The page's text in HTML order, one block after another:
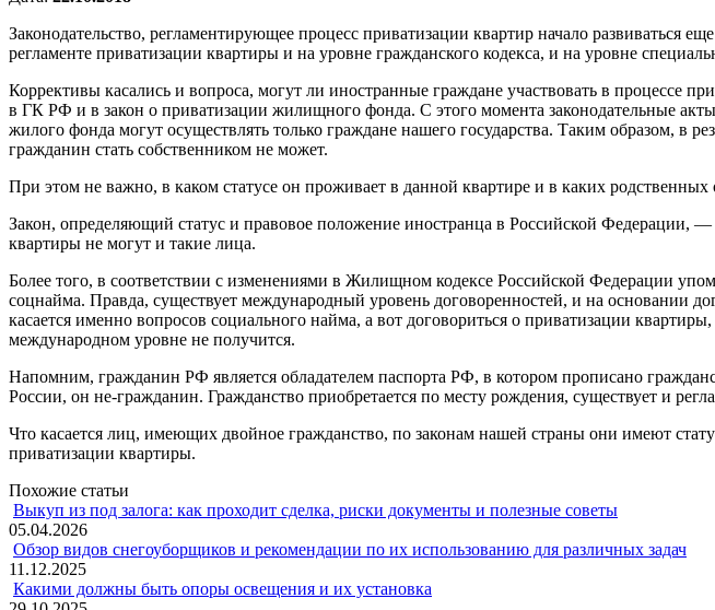
Законодательство, регламентирующее процесс приватизации квартир начало развиваться
регламенте приватизации квартиры и на уровне гражданского кодекса, и на уровне
Коррективы касались и вопроса, могут ли иностранные граждане участвовать в процессе
в ГК РФ и в закон о приватизации жилищного фонда. С этого момента законодательные
жилого фонда могут осуществлять только граждане нашего государства. Таким образом, в
гражданин стать собственником не может.
При этом не важно, в каком статусе он проживает в данной квартире и в каких
Закон, определяющий статус и правовое положение иностранца в Российской Федерации, —
квартиры не могут и такие лица.
Более того, в соответствии с изменениями в Жилищном кодексе Российской Федерации
соцнайма. Правда, существует международный уровень договоренностей, и на основании
касается именно вопросов социального найма, а вот договориться о приватизации
международном уровне не получится.
Напомним, гражданин РФ является обладателем паспорта РФ, в котором прописано
России, он не-гражданин. Гражданство приобретается по месту рождения, существует и
Что касается лиц, имеющих двойное гражданство, по законам нашей страны они имеют
приватизации квартиры.
Похожие статьи
Выкуп из под залога: как проходит сделка, риски документы и полезные советы
05.04.2026
Обзор видов снегоуборщиков и рекомендации по их использованию для различных задач
11.12.2025
Какими должны быть опоры освещения и их установка